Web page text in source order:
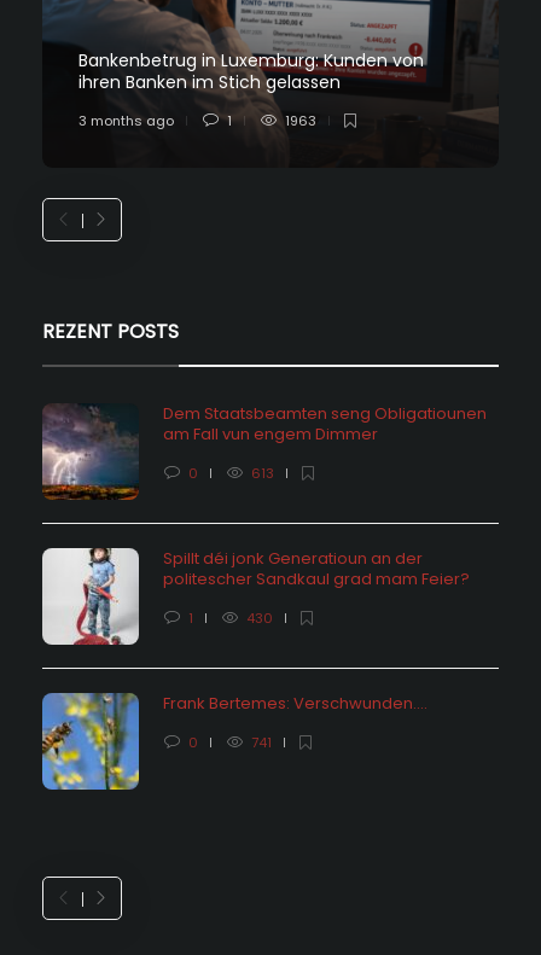
Bankenbetrug in Luxemburg: Kunden von
ihren Banken im Stich gelassen
3 months ago 1 1963
REZENT POSTS
Dem Staatsbeamten seng Obligatiounen
am Fall vun engem Dimmer
0 613
Spillt déi jonk Generatioun an der
politescher Sandkaul grad mam Feier?
1 430
Frank Bertemes: Verschwunden….
0 741